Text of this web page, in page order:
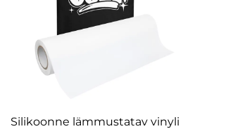
Silikoonne lämmustatav vinyli